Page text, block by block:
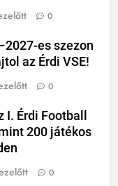
0
es szezon
az Érdi VSE!
0
Érdi Football
200 játékos
0